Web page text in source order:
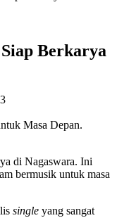
Berkarya
Masa Depan.
di Nagaswara. Ini
bermusik untuk masa
single yang sangat